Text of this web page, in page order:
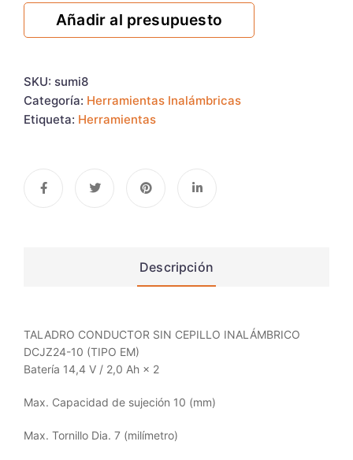
Añadir al presupuesto
SKU: sumi8
Categoría: Herramientas Inalámbricas
Etiqueta: Herramientas
Descripción
TALADRO CONDUCTOR SIN CEPILLO INALÁMBRICO
DCJZ24-10 (TIPO EM)
Batería 14,4 V / 2,0 Ah × 2
Max. Capacidad de sujeción 10 (mm)
Max. Tornillo Dia. 7 (milímetro)